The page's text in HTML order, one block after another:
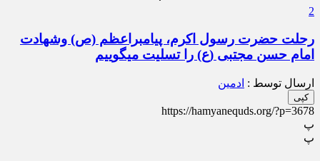
2
رحلت حضرت رسول اکرم، پیامبراعظم (ص) وشهادت
امام حسن مجتبی (ع) را تسلیت میگوییم
ارسال توسط : ادمین
کپی
https://hamyanequds.org/?p=3678
پ
پ